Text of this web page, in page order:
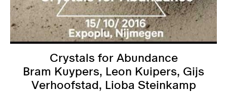
Crystals for Abundance
Bram Kuypers, Leon Kuipers, Gijs
Verhoofstad, Lioba Steinkamp